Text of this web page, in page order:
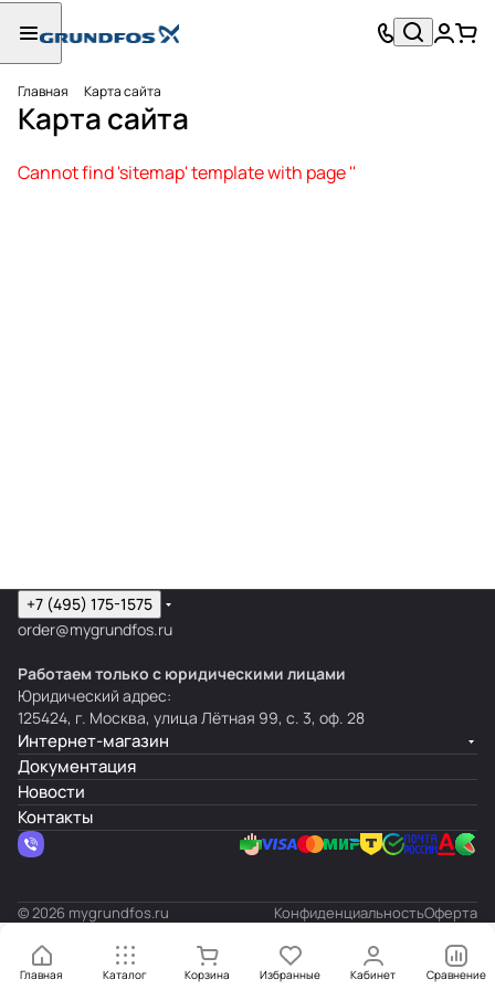
Главная Карта сайта
Карта сайта
Cannot find 'sitemap' template with page ''
Главная Каталог Корзина Избранные Кабинет Сравнение
+7 (495) 175-1575
order@mygrundfos.ru
Работаем только с юридическими лицами
Юридический адрес:
125424, г. Москва, улица Лётная 99, с. 3, оф. 28
Интернет-магазин
Документация
Новости
Контакты
© 2026 mygrundfos.ru КонфиденциальностьОферта